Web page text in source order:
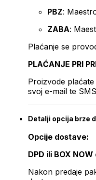
PBZ:
ZABA:
Plaćanje se
PLAĆANJE PRI
Proizvode plaćate
svoj e-mail te
Detalji opcija brze
Opcije dostave:
DPD ili BOX
Nakon predaje